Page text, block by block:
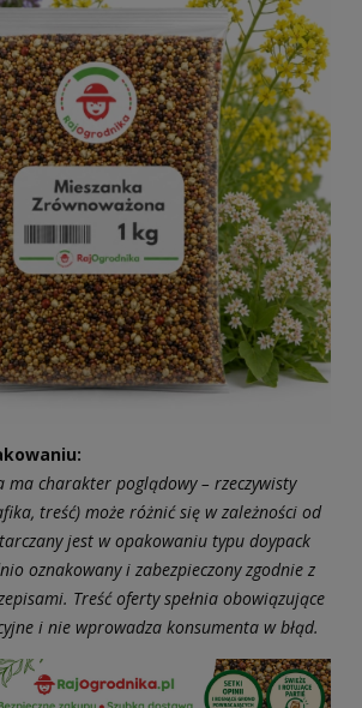
ma charakter poglądowy – rzeczywisty
treść) może różnić się w zależności od
jest w opakowaniu typu doypack
oznakowany i zabezpieczony zgodnie z
Treść oferty spełnia obowiązujące
i nie wprowadza konsumenta w błąd.